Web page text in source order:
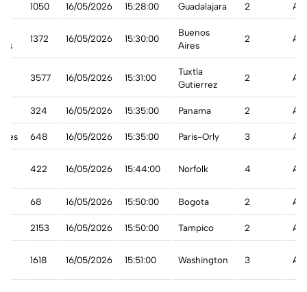
1050 16/05/2026 15:28:00 Guadalajara 2 A
1372 16/05/2026 15:30:00
Buenos
Aires
2 A
3577 16/05/2026 15:31:00
Tuxtla
Gutierrez
2 A
324 16/05/2026 15:35:00 Panama 2 A
648 16/05/2026 15:35:00 Paris-Orly 3 A
422 16/05/2026 15:44:00 Norfolk 4 A
68 16/05/2026 15:50:00 Bogota 2 A
2153 16/05/2026 15:50:00 Tampico 2 A
1618 16/05/2026 15:51:00 Washington 3 A